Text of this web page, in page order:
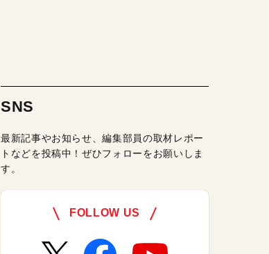
SNS
最新記事やお知らせ、編集部員の取材レポー
トなどを投稿中！ぜひフォローをお願いしま
す。
FOLLOW US